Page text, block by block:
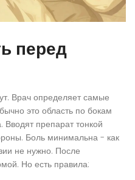
перед
Врач определяет самые
это область по бокам
Вводят препарат тонкой
Боль минимальна - как
не нужно. После
Но есть правила: